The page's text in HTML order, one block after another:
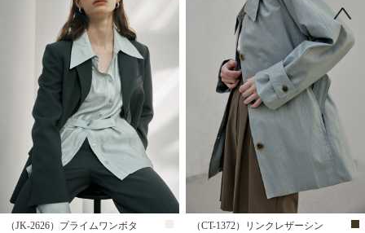
（JK-2626）プライムワンボタ
（CT-1372）リンクレザーシン